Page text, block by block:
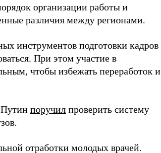
организации работы и
различия между регионами.
инструментов подготовки кадров
При этом участие в
чтобы избежать переработок и
поручил проверить систему
отработки молодых врачей.